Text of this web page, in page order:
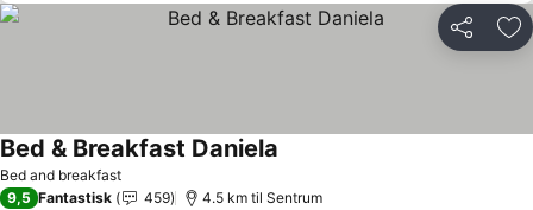
Del
Bed and breakfast
Bed & Breakfast Daniela
9,5 Fantastisk 459 4.5 km til Sentrum